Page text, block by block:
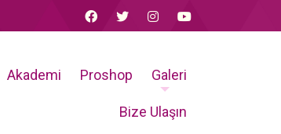
Akademi Proshop Galeri
Bize Ulaşın